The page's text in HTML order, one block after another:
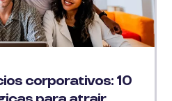
corporativos: 10